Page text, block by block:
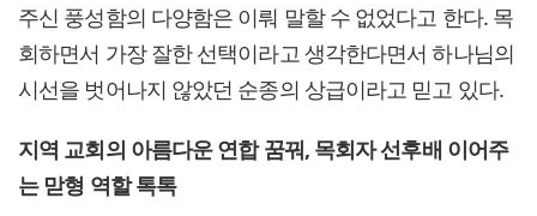
주신 풍성함의 다양함은 이뤄 말할 수 없었다고 한다. 목
회하면서 가장 잘한 선택이라고 생각한다면서 하나님의
시선을 벗어나지 않았던 순종의 상급이라고 믿고 있다.
지역 교회의 아름다운 연합 꿈꿔, 목회자 선후배 이어주
는 맏형 역할 톡톡